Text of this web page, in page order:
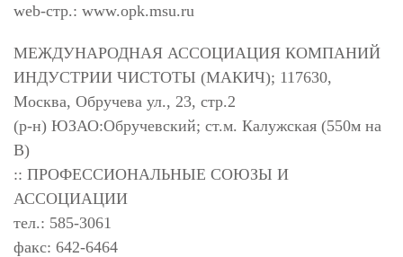
web-стр.: www.opk.msu.ru
МЕЖДУНАРОДНАЯ АССОЦИАЦИЯ КОМПАНИЙ
ИНДУСТРИИ ЧИСТОТЫ (МАКИЧ); 117630,
Москва, Обручева ул., 23, стр.2
(р-н) ЮЗАО:Обручевский; ст.м. Калужская (550м на
В)
:: ПРОФЕССИОНАЛЬНЫЕ СОЮЗЫ И
АССОЦИАЦИИ
тел.: 585-3061
факс: 642-6464